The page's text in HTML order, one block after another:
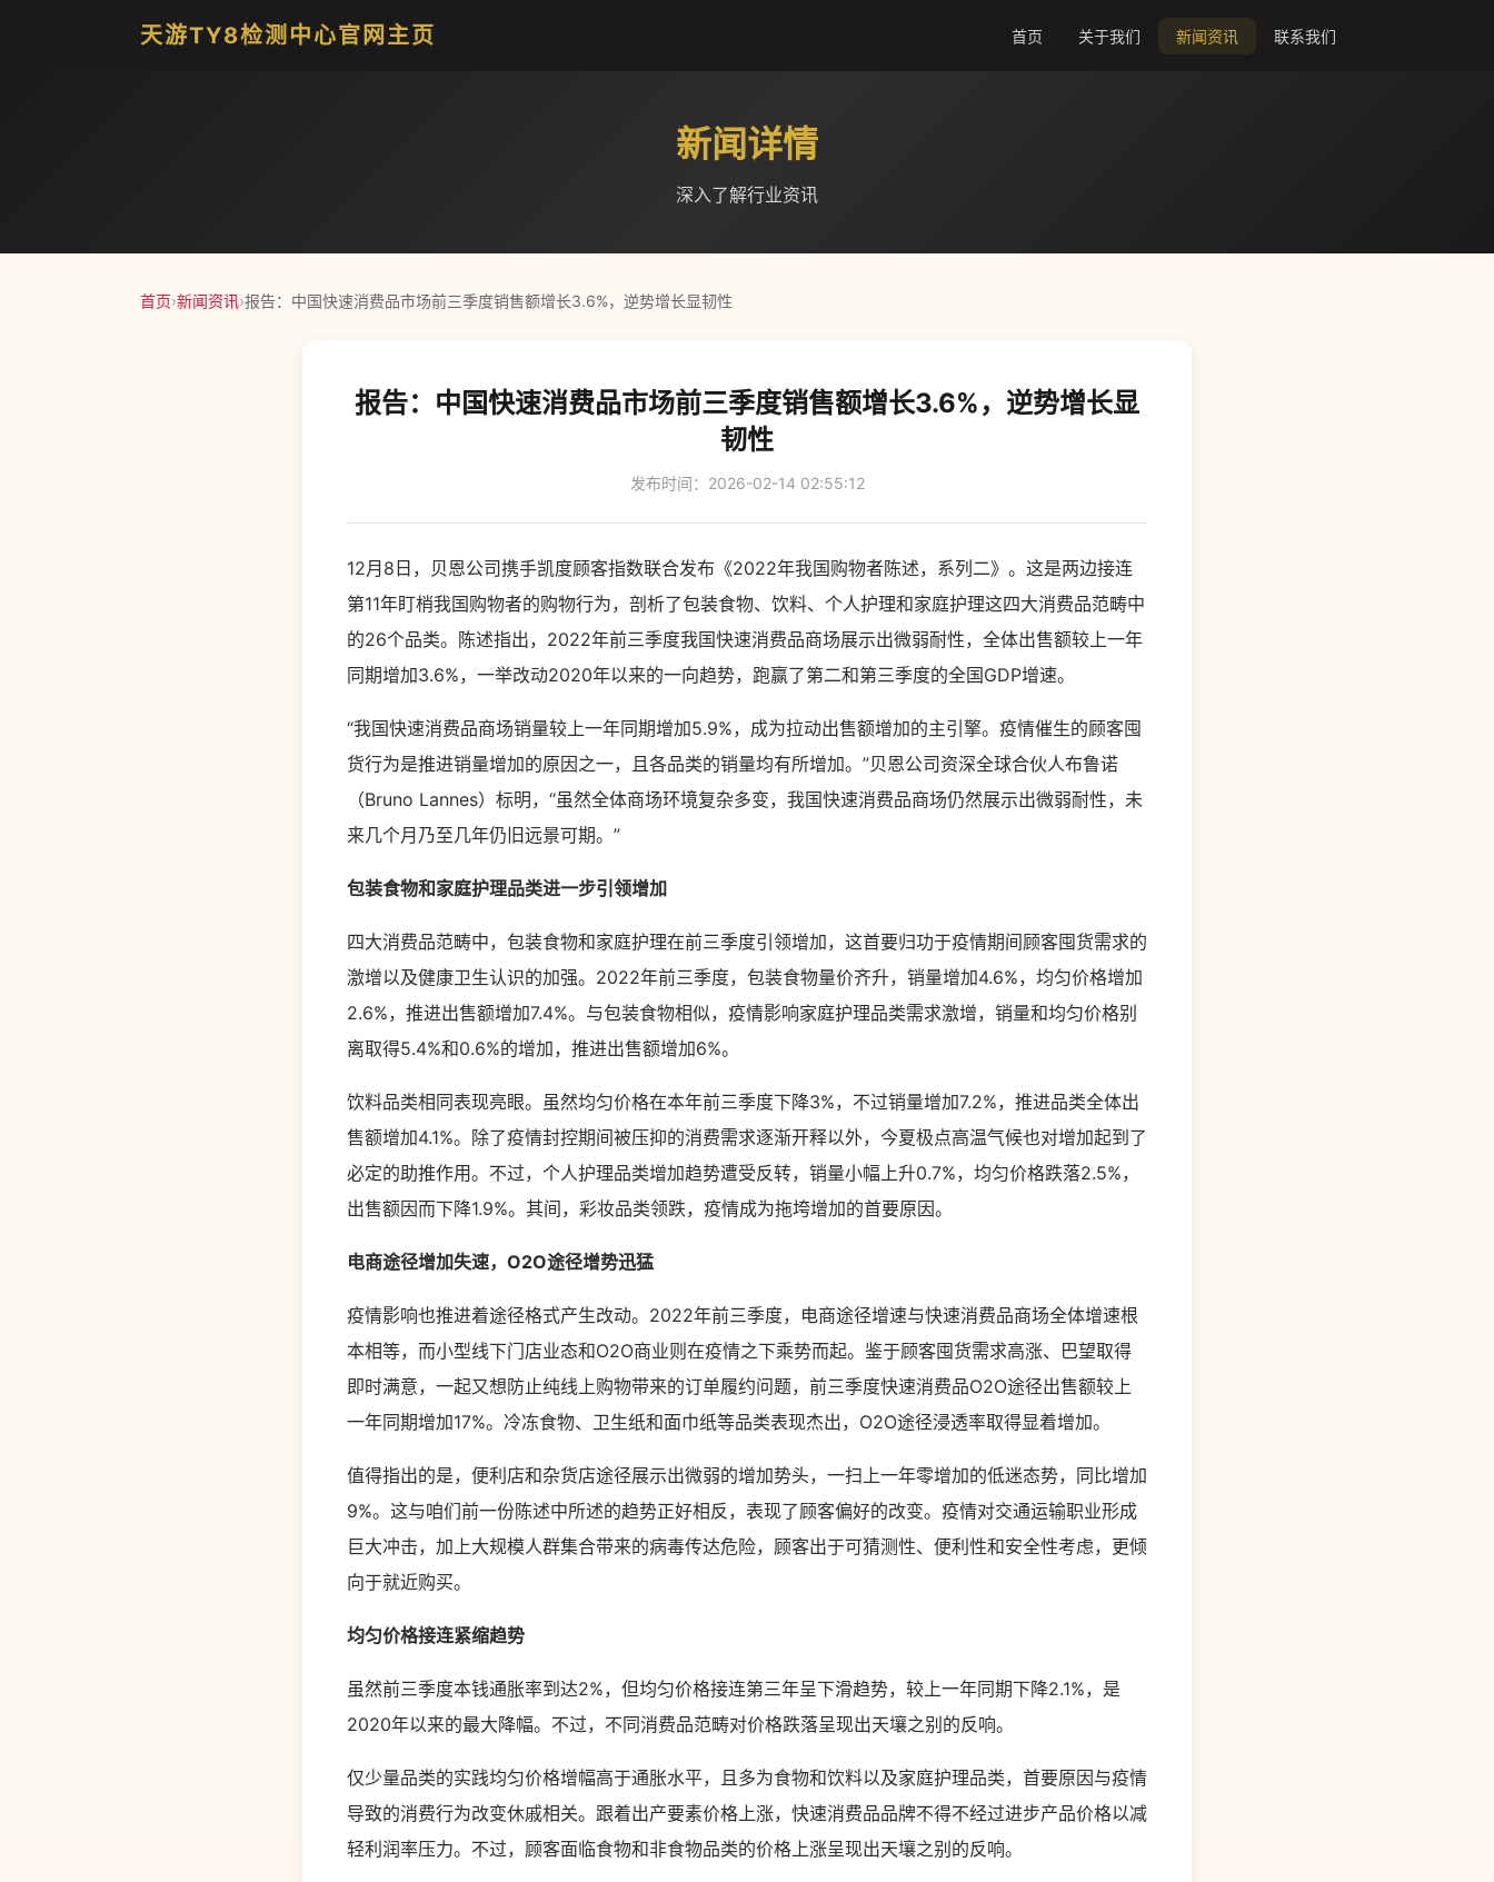
天游TY8检测中心官网主页 首页 关于我们 新闻资讯 联系我们
新闻详情
深入了解行业资讯
首页›新闻资讯›报告：中国快速消费品市场前三季度销售额增长3.6%，逆势增长显韧性
报告：中国快速消费品市场前三季度销售额增长3.6%，逆势增长显
韧性
发布时间：2026-02-14 02:55:12
12月8日，贝恩公司携手凯度顾客指数联合发布《2022年我国购物者陈述，系列二》。这是两边接连
第11年盯梢我国购物者的购物行为，剖析了包装食物、饮料、个人护理和家庭护理这四大消费品范畴中
的26个品类。陈述指出，2022年前三季度我国快速消费品商场展示出微弱耐性，全体出售额较上一年
同期增加3.6%，一举改动2020年以来的一向趋势，跑赢了第二和第三季度的全国GDP增速。
“我国快速消费品商场销量较上一年同期增加5.9%，成为拉动出售额增加的主引擎。疫情催生的顾客囤
货行为是推进销量增加的原因之一，且各品类的销量均有所增加。”贝恩公司资深全球合伙人布鲁诺
（Bruno Lannes）标明，“虽然全体商场环境复杂多变，我国快速消费品商场仍然展示出微弱耐性，未
来几个月乃至几年仍旧远景可期。”
包装食物和家庭护理品类进一步引领增加
四大消费品范畴中，包装食物和家庭护理在前三季度引领增加，这首要归功于疫情期间顾客囤货需求的
激增以及健康卫生认识的加强。2022年前三季度，包装食物量价齐升，销量增加4.6%，均匀价格增加
2.6%，推进出售额增加7.4%。与包装食物相似，疫情影响家庭护理品类需求激增，销量和均匀价格别
离取得5.4%和0.6%的增加，推进出售额增加6%。
饮料品类相同表现亮眼。虽然均匀价格在本年前三季度下降3%，不过销量增加7.2%，推进品类全体出
售额增加4.1%。除了疫情封控期间被压抑的消费需求逐渐开释以外，今夏极点高温气候也对增加起到了
必定的助推作用。不过，个人护理品类增加趋势遭受反转，销量小幅上升0.7%，均匀价格跌落2.5%，
出售额因而下降1.9%。其间，彩妆品类领跌，疫情成为拖垮增加的首要原因。
电商途径增加失速，O2O途径增势迅猛
疫情影响也推进着途径格式产生改动。2022年前三季度，电商途径增速与快速消费品商场全体增速根
本相等，而小型线下门店业态和O2O商业则在疫情之下乘势而起。鉴于顾客囤货需求高涨、巴望取得
即时满意，一起又想防止纯线上购物带来的订单履约问题，前三季度快速消费品O2O途径出售额较上
一年同期增加17%。冷冻食物、卫生纸和面巾纸等品类表现杰出，O2O途径浸透率取得显着增加。
值得指出的是，便利店和杂货店途径展示出微弱的增加势头，一扫上一年零增加的低迷态势，同比增加
9%。这与咱们前一份陈述中所述的趋势正好相反，表现了顾客偏好的改变。疫情对交通运输职业形成
巨大冲击，加上大规模人群集合带来的病毒传达危险，顾客出于可猜测性、便利性和安全性考虑，更倾
向于就近购买。
均匀价格接连紧缩趋势
虽然前三季度本钱通胀率到达2%，但均匀价格接连第三年呈下滑趋势，较上一年同期下降2.1%，是
2020年以来的最大降幅。不过，不同消费品范畴对价格跌落呈现出天壤之别的反响。
仅少量品类的实践均匀价格增幅高于通胀水平，且多为食物和饮料以及家庭护理品类，首要原因与疫情
导致的消费行为改变休戚相关。跟着出产要素价格上涨，快速消费品品牌不得不经过进步产品价格以减
轻利润率压力。不过，顾客面临食物和非食物品类的价格上涨呈现出天壤之别的反响。